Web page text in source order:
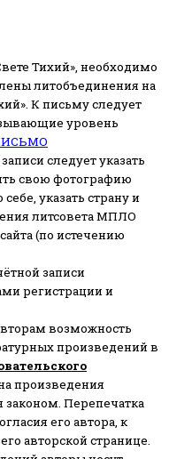
Тихий», необходимо
литобъединения на
К письму следует
уровень
следует указать
свою фотографию
указать страну и
литсовета МПЛО
(по истечению
записи
регистрации и
возможность
произведений в
произведения
законом. Перепечатка
его автора, к
авторской странице.